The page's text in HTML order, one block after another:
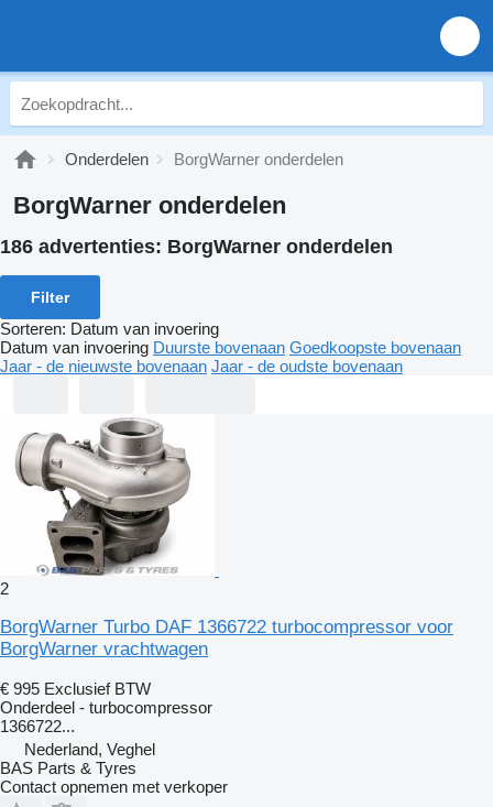
Onderdelen BorgWarner onderdelen
BorgWarner onderdelen
186 advertenties: BorgWarner onderdelen
Filter
Sorteren: Datum van invoering
Datum van invoering Duurste bovenaan Goedkoopste bovenaan
Jaar - de nieuwste bovenaan Jaar - de oudste bovenaan
2
BorgWarner Turbo DAF 1366722 turbocompressor voor
BorgWarner vrachtwagen
€ 995 Exclusief BTW
Onderdeel - turbocompressor
1366722...
Nederland, Veghel
BAS Parts & Tyres
Contact opnemen met verkoper